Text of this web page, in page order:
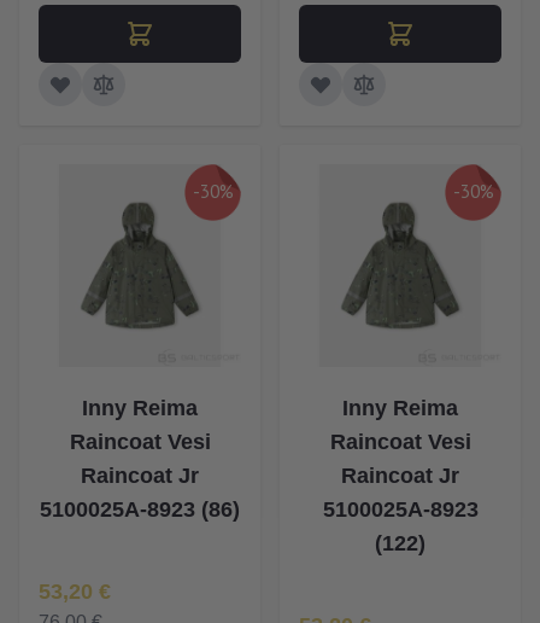
-30%
Inny Reima
Raincoat Vesi
Raincoat Jr
5100025A-8923 (86)
Īpaša Cena
53,20 €
-30%
Inny Reima
Raincoat Vesi
Raincoat Jr
5100025A-8923
(122)